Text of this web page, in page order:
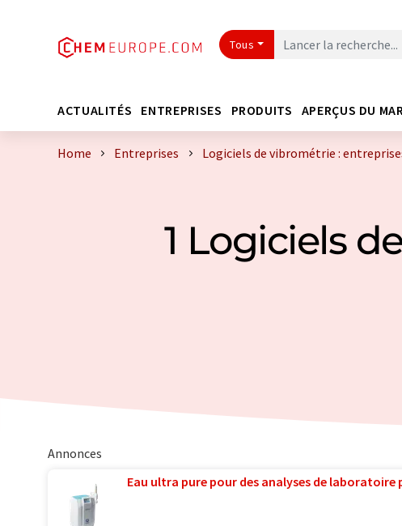
Tous
ACTUALITÉS ENTREPRISES PRODUITS APERÇUS DU
Home Entreprises Logiciels de vibrométrie :
1 Logiciels
Annonces
Eau ultra pure pour des analyses de laboratoire